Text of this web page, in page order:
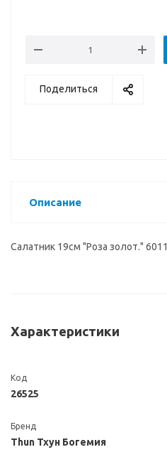
Поделиться
Описание
Салатник 19см "Роза золот." 6011
Характеристики
Код
26525
Бренд
Thun Тхун Богемия